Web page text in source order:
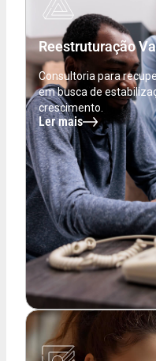
Reestruturação
Consultoria para
em busca de
crescimento.
Ler mais